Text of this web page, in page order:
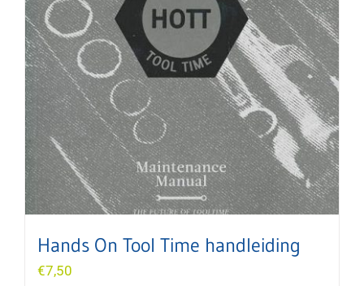
Hands On Tool Time handleiding
€7,50